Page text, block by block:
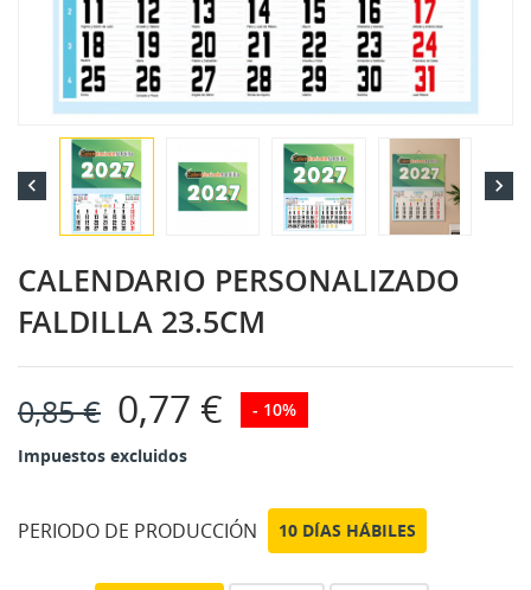
 
CALENDARIO PERSONALIZADO
FALDILLA 23.5CM
0,85 € 0,77 € - 10%
Impuestos excluidos
PERIODO DE PRODUCCIÓN 10 DÍAS HÁBILES